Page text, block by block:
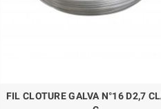
FIL CLOTURE GALVA N°16 D2,7